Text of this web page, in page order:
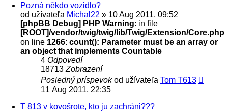
Pozná někdo vozidlo?
od užívateľa Michal22 » 10 Aug 2011, 09:52
[phpBB Debug] PHP Warning: in file
[ROOT]/vendor/twig/twig/lib/Twig/Extension/Core.php
on line 1266: count(): Parameter must be an array or
an object that implements Countable
4 Odpovedí
18713 Zobrazení
Posledný príspevokod užívateľa Tom T613
11 Aug 2011, 22:35
T 813 v kovošrote, kto ju zachráni???